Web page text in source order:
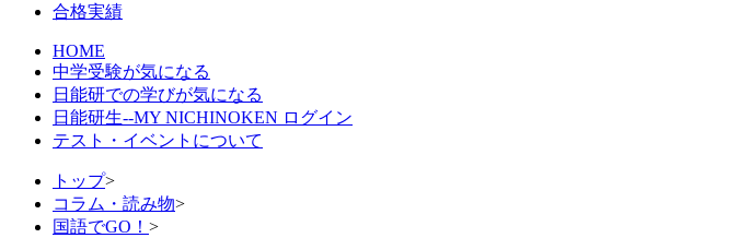
合格実績
HOME
中学受験が気になる
日能研での学びが気になる
日能研生--MY NICHINOKEN ログイン
テスト・イベントについて
トップ>
コラム・読み物>
国語でGO！ >